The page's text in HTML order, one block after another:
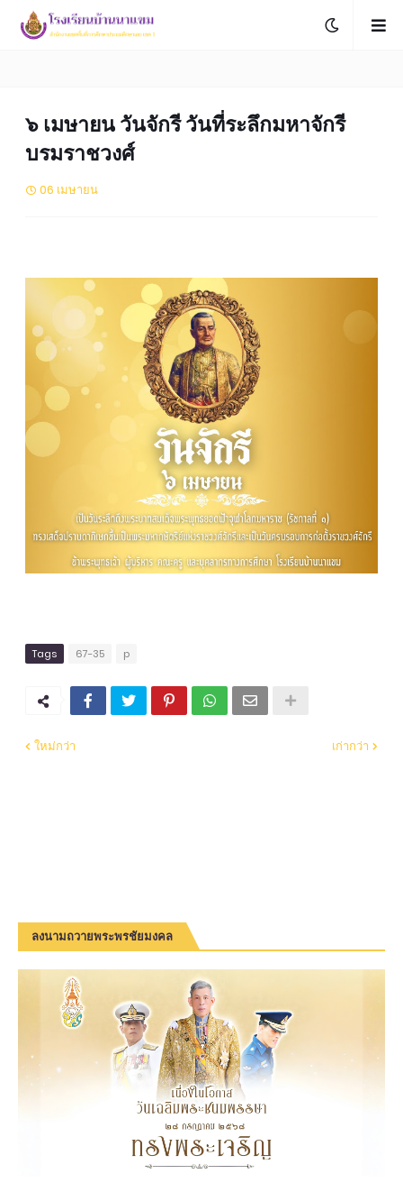
๖ เมษายน วันจักรี วันที่ระลึกมหาจักรี
บรมราชวงศ์
06 เมษายน
Tags 67-35 p
ใหม่กว่า เก่ากว่า
ลงนามถวายพระพรชัยมงคล